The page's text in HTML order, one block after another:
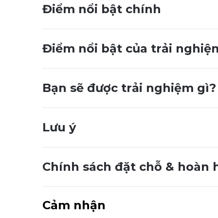
Điểm nổi bật chính
Điểm nổi bật của trải
Bạn sẽ được trải nghiệm gì?
Lưu ý
Chính sách đặt chỗ & hoàn
Cảm nhận